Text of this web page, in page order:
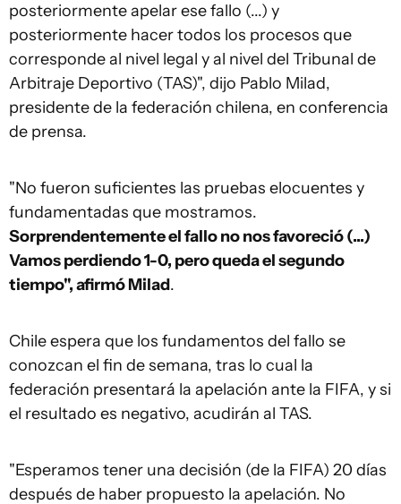
posteriormente apelar ese fallo (...) y
posteriormente hacer todos los procesos que
corresponde al nivel legal y al nivel del Tribunal de
Arbitraje Deportivo (TAS)", dijo Pablo Milad,
presidente de la federación chilena, en conferencia
de prensa.
"No fueron suficientes las pruebas elocuentes y
fundamentadas que mostramos.
Sorprendentemente el fallo no nos favoreció (...)
Vamos perdiendo 1-0, pero queda el segundo
tiempo", afirmó Milad.
Chile espera que los fundamentos del fallo se
conozcan el fin de semana, tras lo cual la
federación presentará la apelación ante la FIFA, y si
el resultado es negativo, acudirán al TAS.
"Esperamos tener una decisión (de la FIFA) 20 días
después de haber propuesto la apelación. No